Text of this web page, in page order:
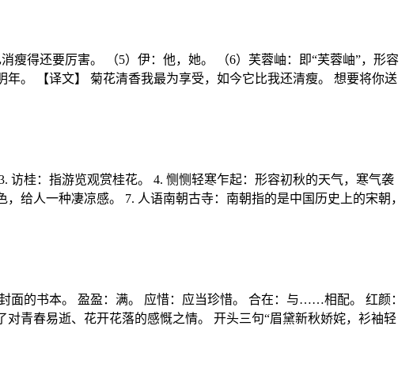
瘦得还要厉害。 （5）伊：他，她。 （6）芙蓉岫：即“芙蓉岫”，形容
。 【译文】 菊花清香我最为享受，如今它比我还清瘦。 想要将你送
访桂：指游览观赏桂花。 4. 恻恻轻寒乍起：形容初秋的天气，寒气袭
给人一种凄凉感。 7. 人语南朝古寺：南朝指的是中国历史上的宋朝，
面的书本。 盈盈：满。 应惜：应当珍惜。 合在：与……相配。 红颜：
青春易逝、花开花落的感慨之情。 开头三句“眉黛新秋娇姹，衫袖轻